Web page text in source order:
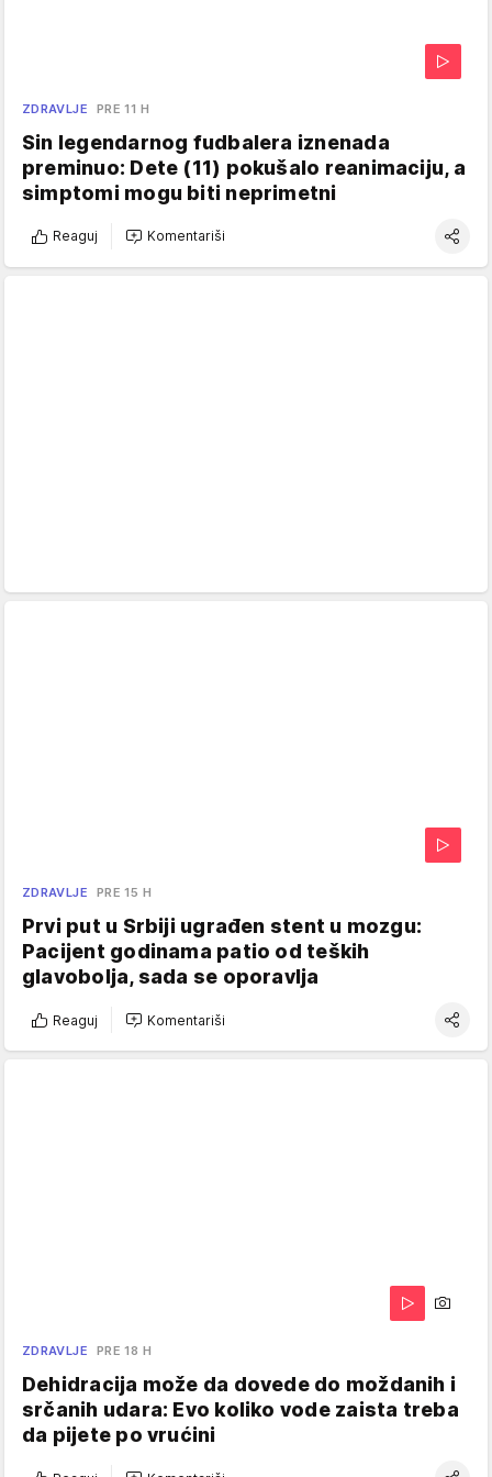
ZDRAVLJE PRE 11 H
Sin legendarnog fudbalera iznenada
preminuo: Dete (11) pokušalo reanimaciju, a
simptomi mogu biti neprimetni
Reaguj Komentariši
ZDRAVLJE PRE 15 H
Prvi put u Srbiji ugrađen stent u mozgu:
Pacijent godinama patio od teških
glavobolja, sada se oporavlja
Reaguj Komentariši
ZDRAVLJE PRE 18 H
Dehidracija može da dovede do moždanih i
srčanih udara: Evo koliko vode zaista treba
da pijete po vrućini